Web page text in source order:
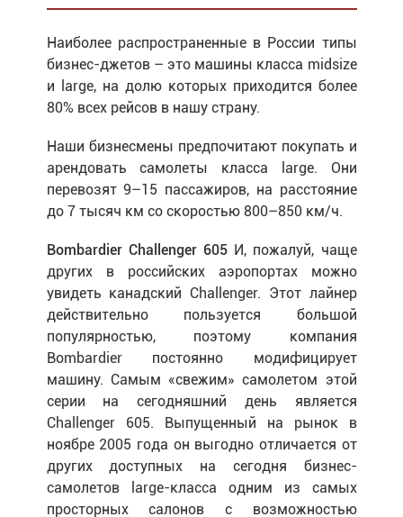
Наиболее распространенные в России типы
бизнес-джетов – это машины класса midsize
и large, на долю которых приходится более
80% всех рейсов в нашу страну.
Наши бизнесмены предпочитают покупать и
арендовать самолеты класса large. Они
перевозят 9–15 пассажиров, на расстояние
до 7 тысяч км со скоростью 800–850 км/ч.
Bombardier Challenger 605И, пожалуй, чаще
других в российских аэропортах можно
увидеть канадский Challenger. Этот лайнер
действительно пользуется большой
популярностью, поэтому компания
Bombardier постоянно модифицирует
машину. Самым «свежим» самолетом этой
серии на сегодняшний день является
Challenger 605. Выпущенный на рынок в
ноябре 2005 года он выгодно отличается от
других доступных на сегодня бизнес-
самолетов large-класса одним из самых
просторных салонов с возможностью